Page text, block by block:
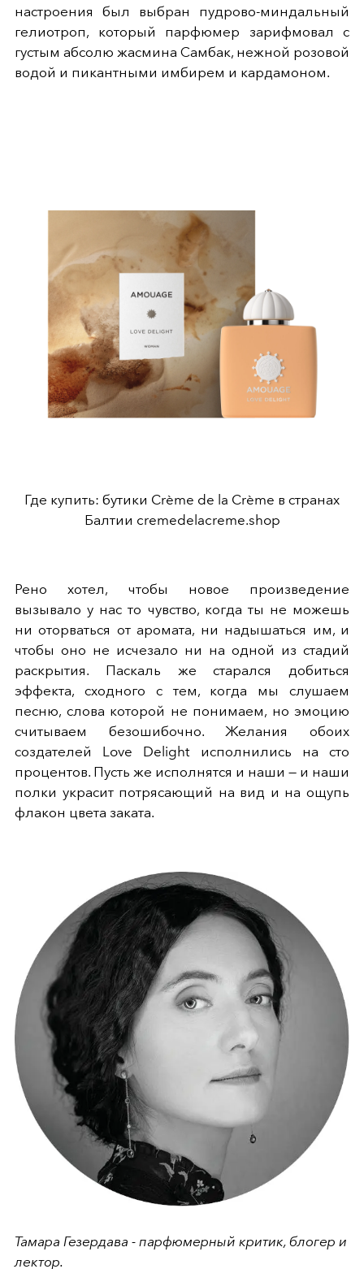
настроения был выбран пудрово-миндальный
гелиотроп, который парфюмер зарифмовал с
густым абсолю жасмина Самбак, нежной розовой
водой и пикантными имбирем и кардамоном.
Где купить: бутики Crème de la Crème в странах
Балтии cremedelacreme.shop
Рено хотел, чтобы новое произведение
вызывало у нас то чувство, когда ты не можешь
ни оторваться от аромата, ни надышаться им, и
чтобы оно не исчезало ни на одной из стадий
раскрытия. Паскаль же старался добиться
эффекта, сходного с тем, когда мы слушаем
песню, слова которой не понимаем, но эмоцию
считываем безошибочно. Желания обоих
создателей Love Delight исполнились на сто
процентов. Пусть же исполнятся и наши — и наши
полки украсит потрясающий на вид и на ощупь
флакон цвета заката.
Тамара Гезердава - парфюмерный критик, блогер и
лектор.